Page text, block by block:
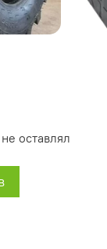
оставлял